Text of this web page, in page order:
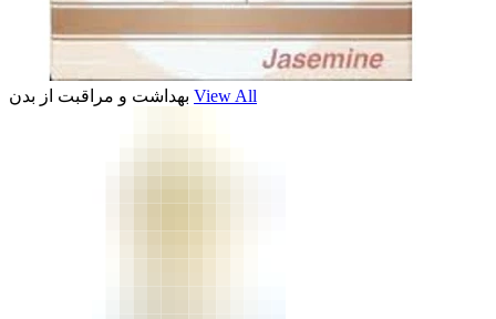
بهداشت و مراقبت از بدن View All